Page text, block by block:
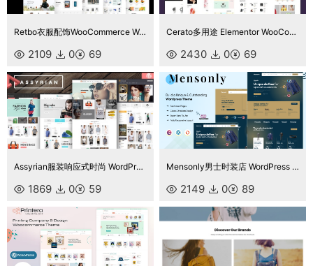
Retbo衣服配饰WooCommerce WordPress 主题
2109 0 69
Cerato多用途 Elementor WooCommerce 主题
2430 0 69
Assyrian服装响应式时尚 WordPress 主题
1869 0 59
Mensonly男士时装店 WordPress 主题 WooCommerce 主题
2149 0 89